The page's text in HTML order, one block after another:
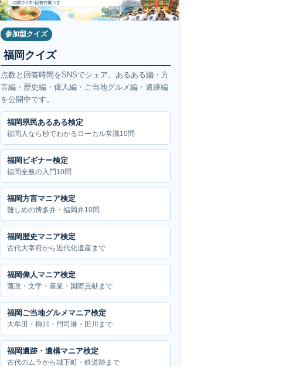
参加型クイズ
福岡クイズ
点数と回答時間をSNSでシェア。あるある編・方
言編・歴史編・偉人編・ご当地グルメ編・遺跡編
を公開中です。
福岡県民あるある検定
福岡人なら秒でわかるローカル常識10問
福岡ビギナー検定
福岡全般の入門10問
福岡方言マニア検定
難しめの博多弁・福岡弁10問
福岡歴史マニア検定
古代大宰府から近代化遺産まで
福岡偉人マニア検定
藩政・文学・産業・国際貢献まで
福岡ご当地グルメマニア検定
大牟田・柳川・門司港・田川まで
福岡遺跡・遺構マニア検定
古代のムラから城下町・鉄道跡まで